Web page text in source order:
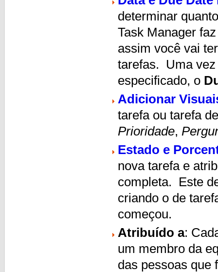
determinar
Task Manager
assim você vai
tarefas. Uma vez
especificado, o
Adicionar
tarefa ou tarefa
Prioridade,
Estado e
nova tarefa e
completa. Este
criando o de
começou.
Atribuído a:
um membro da
das pessoas que